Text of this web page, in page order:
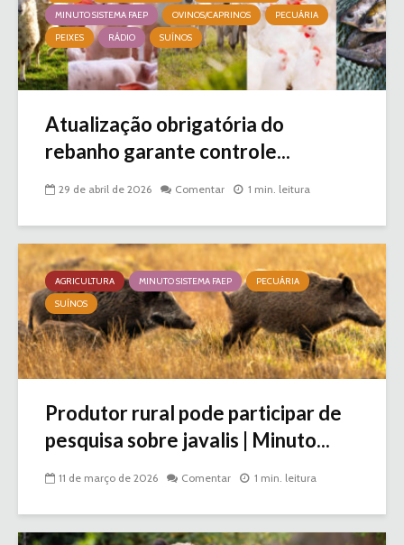
MINUTO SISTEMA FAEP
OVINOS/CAPRINOS
PECUÁRIA
PEIXES
RÁDIO SUÍNOS
Atualização obrigatória do
rebanho garante controle...
29 de abril de 2026 Comentar 1 min. leitura
AGRICULTURA MINUTO SISTEMA FAEP
PECUÁRIA
SUÍNOS
Produtor rural pode participar de
pesquisa sobre javalis | Minuto...
11 de março de 2026 Comentar 1 min. leitura